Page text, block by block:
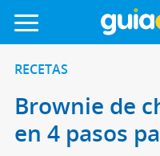
RECETAS
Brownie de
en 4 pasos